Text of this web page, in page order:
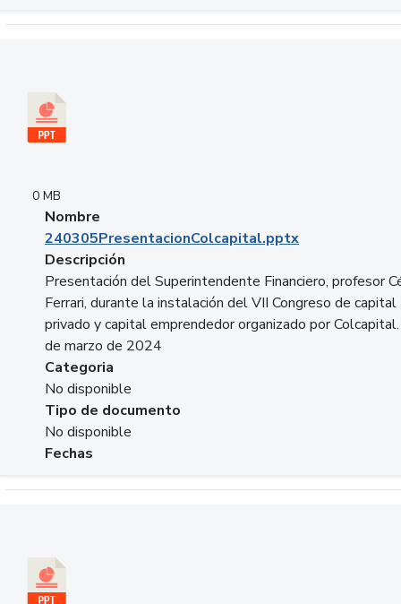
0 MB
Nombre
240305PresentacionColcapital.pptx
Descripción
Presentación del Superintendente Financiero, profesor
Ferrari, durante la instalación del VII Congreso de capital
privado y capital emprendedor organizado por
de marzo de 2024
Categoria
No disponible
Tipo de documento
No disponible
Fechas